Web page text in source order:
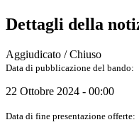
Dettagli della
Aggiudicato / Chiuso
Data di pubblicazione del bando:
22 Ottobre 2024 - 00:00
Data di fine presentazione offerte: